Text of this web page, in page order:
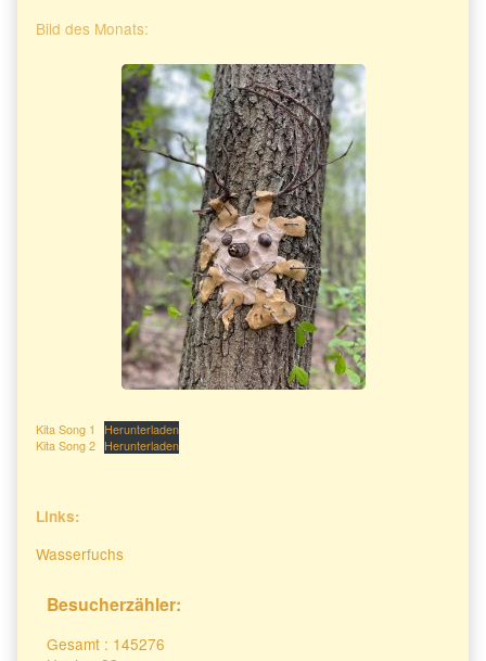
Primary
Sidebar
Bild des Monats:
Kita Song 1
Herunterladen
Kita Song 2 Herunterladen
Secondary
Sidebar
Links:
Wasserfuchs
Besucherzähler:
Gesamt : 145276